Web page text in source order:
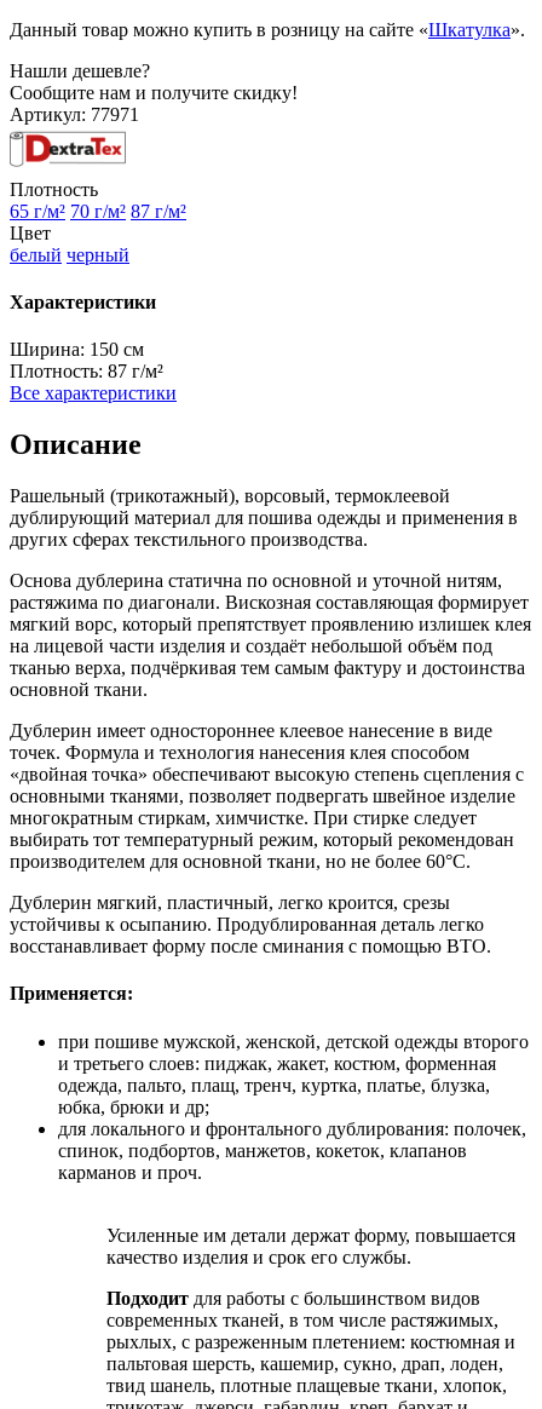
Данный товар можно купить в розницу на сайте «Шкатулка».
Нашли дешевле?
Сообщите нам и получите скидку!
Артикул: 77971
Плотность
65 г/м² 70 г/м² 87 г/м²
Цвет
белый черный
Характеристики
Ширина: 150 см
Плотность: 87 г/м²
Все характеристики
Описание
Рашельный (трикотажный), ворсовый, термоклеевой
дублирующий материал для пошива одежды и применения в
других сферах текстильного производства.
Основа дублерина статична по основной и уточной нитям,
растяжима по диагонали. Вискозная составляющая формирует
мягкий ворс, который препятствует проявлению излишек клея
на лицевой части изделия и создаёт небольшой объём под
тканью верха, подчёркивая тем самым фактуру и достоинства
основной ткани.
Дублерин имеет одностороннее клеевое нанесение в виде
точек. Формула и технология нанесения клея способом
«двойная точка» обеспечивают высокую степень сцепления с
основными тканями, позволяет подвергать швейное изделие
многократным стиркам, химчистке. При стирке следует
выбирать тот температурный режим, который рекомендован
производителем для основной ткани, но не более 60°С.
Дублерин мягкий, пластичный, легко кроится, срезы
устойчивы к осыпанию. Продублированная деталь легко
восстанавливает форму после сминания с помощью ВТО.
Применяется:
при пошиве мужской, женской, детской одежды второго
и третьего слоев: пиджак, жакет, костюм, форменная
одежда, пальто, плащ, тренч, куртка, платье, блузка,
юбка, брюки и др;
для локального и фронтального дублирования: полочек,
спинок, подбортов, манжетов, кокеток, клапанов
карманов и проч.
Усиленные им детали держат форму, повышается
качество изделия и срок его службы.
Подходит для работы с большинством видов
современных тканей, в том числе растяжимых,
рыхлых, с разреженным плетением: костюмная и
пальтовая шерсть, кашемир, сукно, драп, лоден,
твид шанель, плотные плащевые ткани, хлопок,